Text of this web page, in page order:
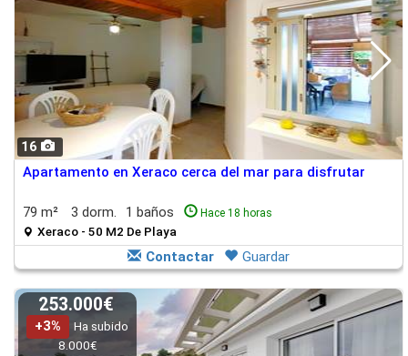
16
Apartamento en Xeraco cerca del mar para disfrutar
79 m² 3 dorm. 1 baños Hace 18 horas
Xeraco - 50 M2 De Playa
Contactar Guardar
253.000€
+3%
Ha subido
8.000€